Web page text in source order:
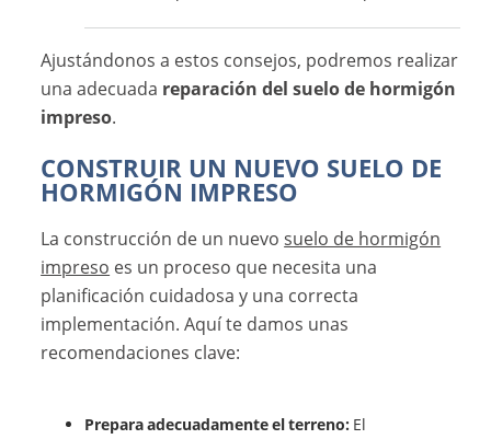
Ajustándonos a estos consejos, podremos realizar
una adecuada reparación del suelo de hormigón
impreso.
CONSTRUIR UN NUEVO SUELO DE
HORMIGÓN IMPRESO
La construcción de un nuevosuelo de hormigón
impreso es un proceso que necesita una
planificación cuidadosa y una correcta
implementación. Aquí te damos unas
recomendaciones clave:
Prepara adecuadamente el terreno: El